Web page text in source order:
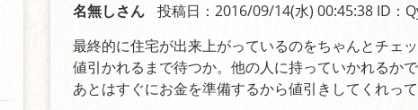
名無しさん 投稿日：2016/09/14(水) 00:45:38 ID：
最終的に住宅が出来上がっているのをちゃんとチェ
値引かれるまで待つか。他の人に持っていかれるか
あとはすぐにお金を準備するから値引きしてくれっ